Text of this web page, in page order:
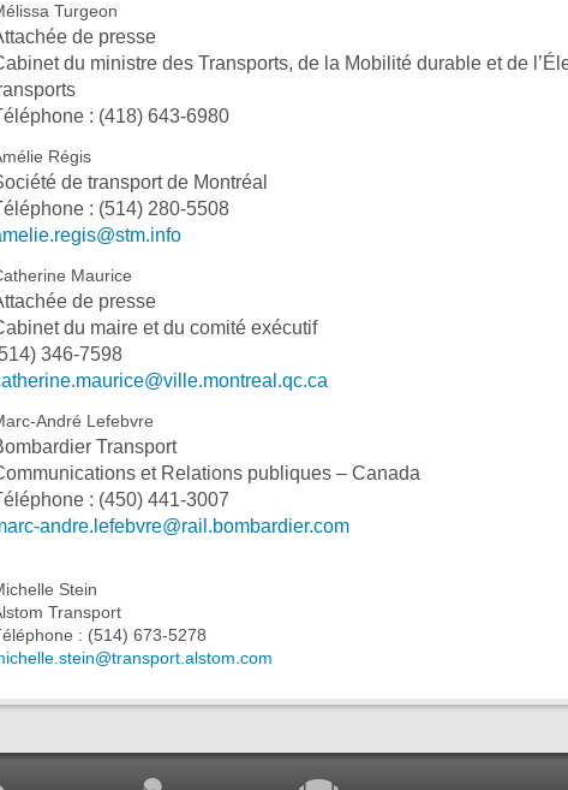
Turgeon
de presse
du ministre des Transports, de la Mobilité durable et de
: (418) 643-6980
Régis
de transport de Montréal
: (514) 280-5508
Maurice
de presse
du maire et du comité exécutif
346-7598
André Lefebvre
Transport
et Relations publiques – Canada
: (450) 441-3007
andre.lefebvre@rail.bombardier.com
Stein
Transport
: (514) 673-5278